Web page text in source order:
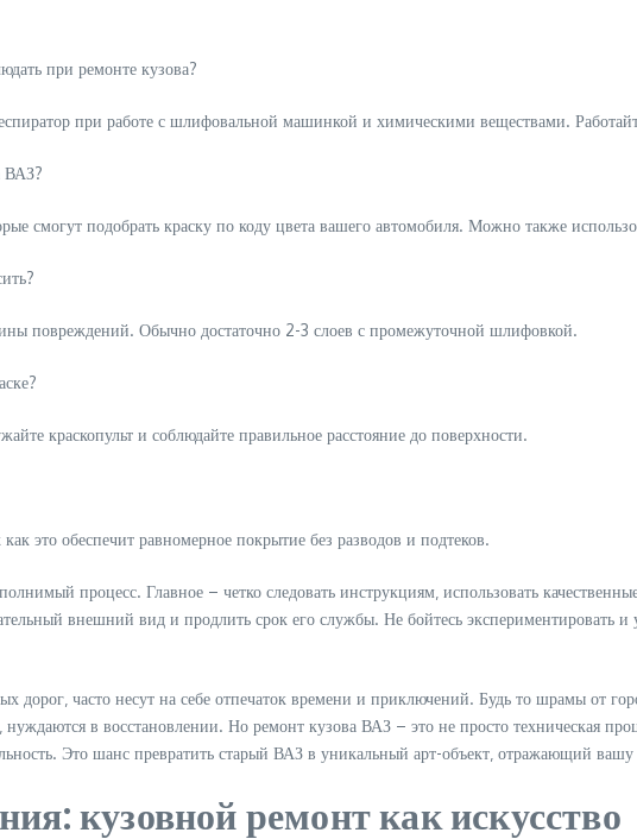
при ремонте кузова?
при работе с шлифовальной машинкой и химическими веществами.
ВАЗ?
смогут подобрать краску по коду цвета вашего автомобиля. Можно также
повреждений. Обычно достаточно 2-3 слоев с промежуточной шлифовкой.
краскопульт и соблюдайте правильное расстояние до поверхности.
это обеспечит равномерное покрытие без разводов и подтеков.
процесс. Главное – четко следовать инструкциям‚ использовать
внешний вид и продлить срок его службы. Не бойтесь экспериментировать и
дорог‚ часто несут на себе отпечаток времени и приключений. Будь то шрамы от
нуждаются в восстановлении. Но ремонт кузова ВАЗ – это не просто техническая
Это шанс превратить старый ВАЗ в уникальный арт-объект‚ отражающий вашу
кузовной ремонт как искусство